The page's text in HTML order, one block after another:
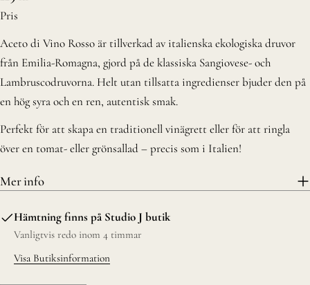
pris
Pris
Aceto di Vino Rosso är tillverkad av italienska ekologiska druvor
från Emilia-Romagna, gjord på de klassiska Sangiovese- och
Lambruscodruvorna. Helt utan tillsatta ingredienser bjuder den på
en hög syra och en ren, autentisk smak.
Perfekt för att skapa en traditionell vinägrett eller för att ringla
över en tomat- eller grönsallad – precis som i Italien!
Mer info
Hämtning finns på Studio J butik
Vanligtvis redo inom 4 timmar
Visa Butiksinformation